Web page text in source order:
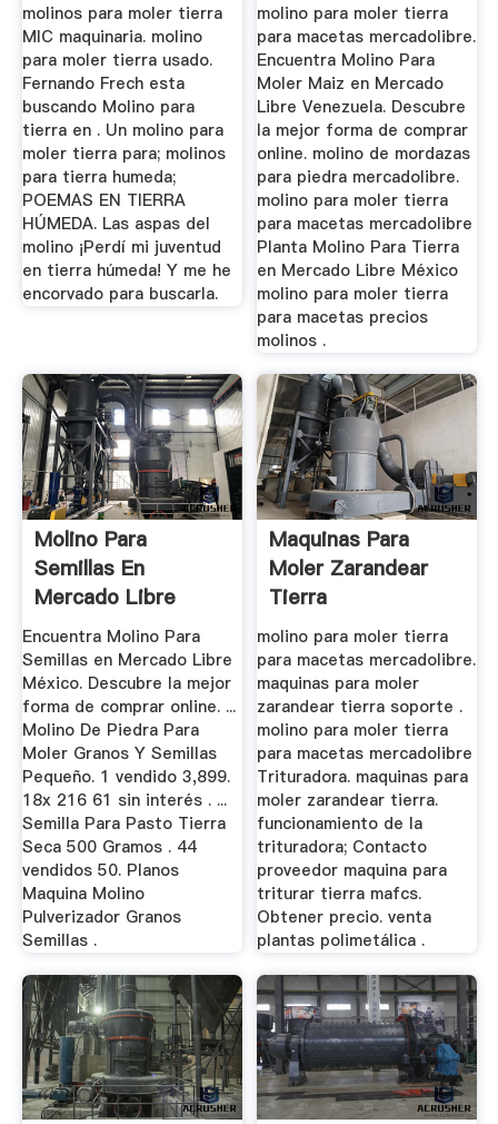
molinos para moler tierra
MIC maquinaria. molino
para moler tierra usado.
Fernando Frech esta
buscando Molino para
tierra en . Un molino para
moler tierra para; molinos
para tierra humeda;
POEMAS EN TIERRA
HÚMEDA. Las aspas del
molino ¡Perdí mi juventud
en tierra húmeda! Y me he
encorvado para buscarla.
molino para moler tierra
para macetas mercadolibre.
Encuentra Molino Para
Moler Maiz en Mercado
Libre Venezuela. Descubre
la mejor forma de comprar
online. molino de mordazas
para piedra mercadolibre.
molino para moler tierra
para macetas mercadolibre
Planta Molino Para Tierra
en Mercado Libre México
molino para moler tierra
para macetas precios
molinos .
Molino Para
Semillas En
Mercado Libre
México
Encuentra Molino Para
Semillas en Mercado Libre
México. Descubre la mejor
forma de comprar online. ...
Molino De Piedra Para
Moler Granos Y Semillas
Pequeño. 1 vendido 3,899.
18x 216 61 sin interés . ...
Semilla Para Pasto Tierra
Seca 500 Gramos . 44
vendidos 50. Planos
Maquina Molino
Pulverizador Granos
Semillas .
Maquinas Para
Moler Zarandear
Tierra
molino para moler tierra
para macetas mercadolibre.
maquinas para moler
zarandear tierra soporte .
molino para moler tierra
para macetas mercadolibre
Trituradora. maquinas para
moler zarandear tierra.
funcionamiento de la
trituradora; Contacto
proveedor maquina para
triturar tierra mafcs.
Obtener precio. venta
plantas polimetálica .